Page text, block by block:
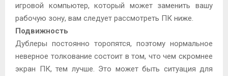
игровой компьютер, который может заменить вашу
рабочую зону, вам следует рассмотреть ПК ниже.
Подвижность
Дублеры постоянно торопятся, поэтому нормальное
неверное толкование состоит в том, что чем скромнее
экран ПК, тем лучше. Это может быть ситуация для